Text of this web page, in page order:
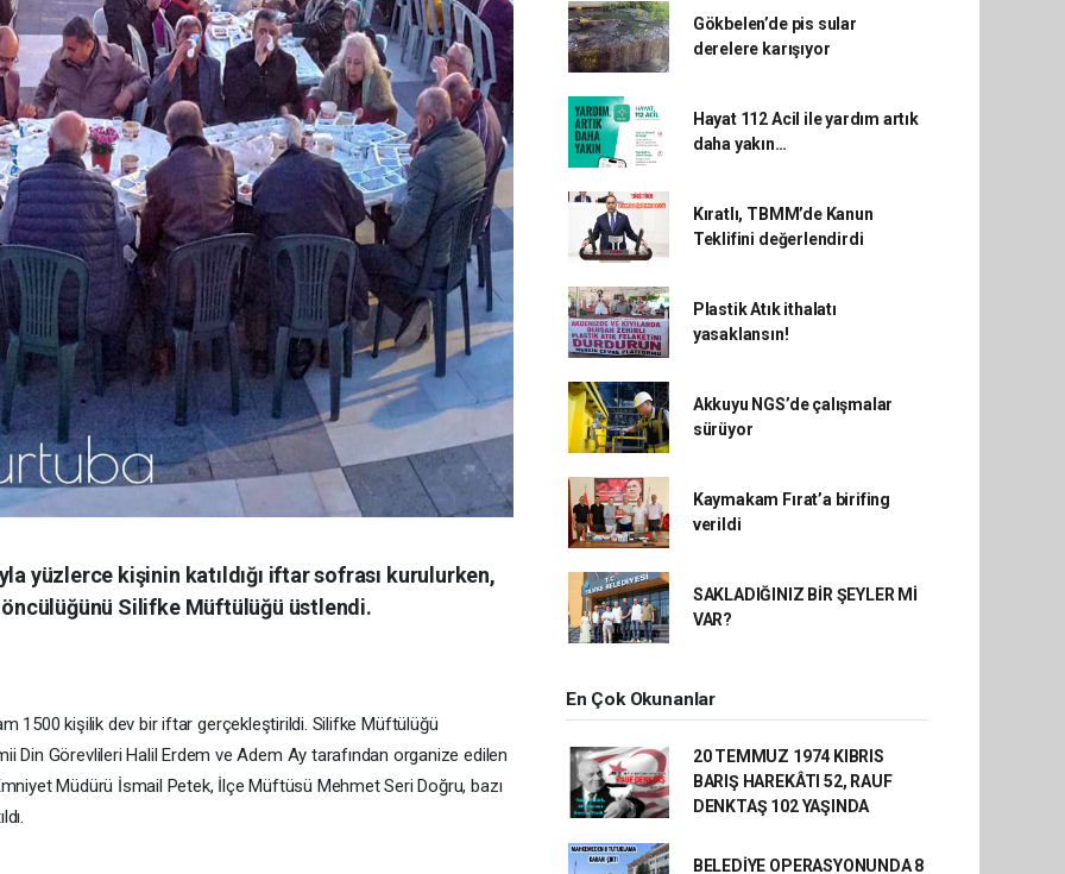
yüzlerce kişinin katıldığı iftar sofrası kurulurken,
öncülüğünü Silifke Müftülüğü üstlendi.
kişilik dev bir iftar gerçekleştirildi. Silifke Müftülüğü
Din Görevlileri Halil Erdem ve Adem Ay tarafından organize edilen
Müdürü İsmail Petek, İlçe Müftüsü Mehmet Seri Doğru, bazı
Gökbelen’de pis sular
derelere karışıyor
Hayat 112 Acil ile yardım artık
daha yakın…
Kıratlı, TBMM’de Kanun
Teklifini değerlendirdi
Plastik Atık ithalatı
yasaklansın!
Akkuyu NGS’de çalışmalar
sürüyor
Kaymakam Fırat’a birifing
verildi
SAKLADIĞINIZ BİR ŞEYLER Mİ
VAR?
En Çok Okunanlar
20 TEMMUZ 1974 KIBRIS
BARIŞ HAREKÂTI 52, RAUF
DENKTAŞ 102 YAŞINDA
BELEDİYE OPERASYONUNDA 8